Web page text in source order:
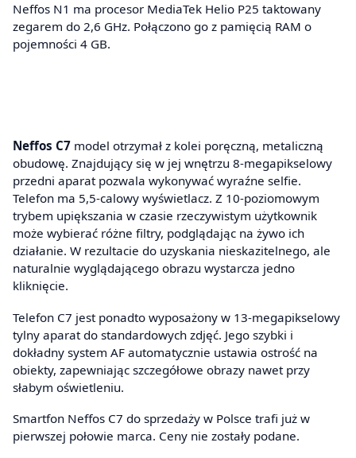
Neffos N1 ma procesor MediaTek Helio P25 taktowany
zegarem do 2,6 GHz. Połączono go z pamięcią RAM o
pojemności 4 GB.
Neffos C7 model otrzymał z kolei poręczną, metaliczną
obudowę. Znajdujący się w jej wnętrzu 8-megapikselowy
przedni aparat pozwala wykonywać wyraźne selfie.
Telefon ma 5,5-calowy wyświetlacz. Z 10-poziomowym
trybem upiększania w czasie rzeczywistym użytkownik
może wybierać różne filtry, podglądając na żywo ich
działanie. W rezultacie do uzyskania nieskazitelnego, ale
naturalnie wyglądającego obrazu wystarcza jedno
kliknięcie.
Telefon C7 jest ponadto wyposażony w 13-megapikselowy
tylny aparat do standardowych zdjęć. Jego szybki i
dokładny system AF automatycznie ustawia ostrość na
obiekty, zapewniając szczegółowe obrazy nawet przy
słabym oświetleniu.
Smartfon Neffos C7 do sprzedaży w Polsce trafi już w
pierwszej połowie marca. Ceny nie zostały podane.